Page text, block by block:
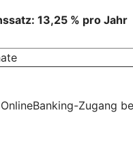
13,25 % pro Jahr
Zugang